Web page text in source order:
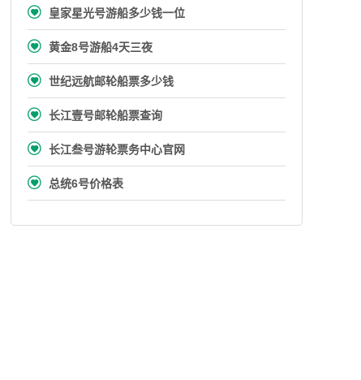
 皇家星光号游船多少钱一位
 黄金8号游船4天三夜
 世纪远航邮轮船票多少钱
 长江壹号邮轮船票查询
 长江叁号游轮票务中心官网
 总统6号价格表